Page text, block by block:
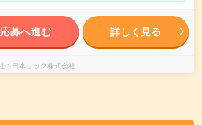
応募へ進む 詳しく見る
日本リック株式会社